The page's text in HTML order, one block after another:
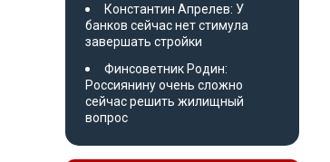
Константин Апрелев: У
банков сейчас нет стимула
завершать стройки
Финсоветник Родин:
Россиянину очень сложно
сейчас решить жилищный
вопрос